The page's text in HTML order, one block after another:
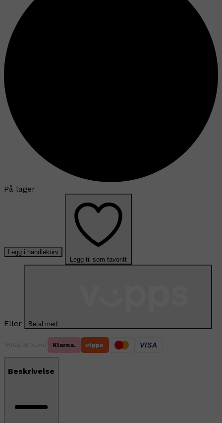
På lager
Legg i handlekurv
Legg til som favoritt
Eller Betal med
TRYGG BETALING Klarna. vipps VISA
Beskrivelse